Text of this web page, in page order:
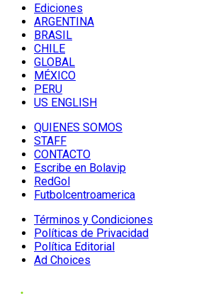
Ediciones
ARGENTINA
BRASIL
CHILE
GLOBAL
MÉXICO
PERU
US ENGLISH
QUIENES SOMOS
STAFF
CONTACTO
Escribe en Bolavip
RedGol
Futbolcentroamerica
Términos y Condiciones
Políticas de Privacidad
Política Editorial
Ad Choices